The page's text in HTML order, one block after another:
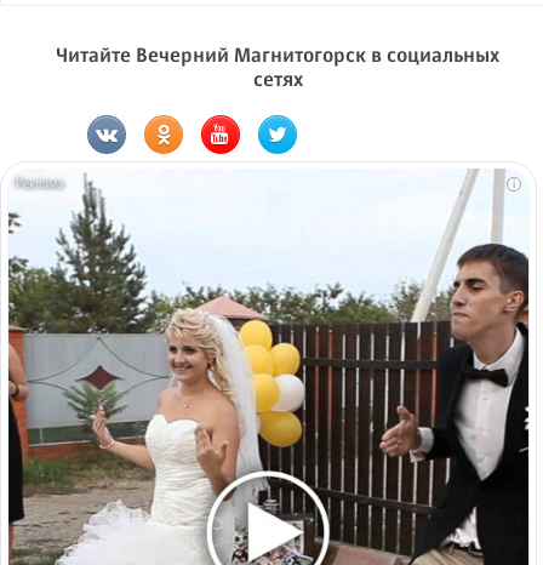
Читайте Вечерний Магнитогорск в социальных
сетях
i